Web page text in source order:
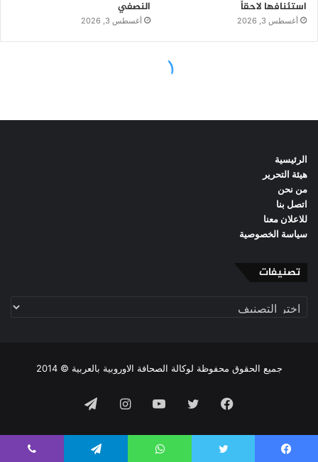
الرئيسية
هيئة التحرير
من نحن
اتصل بنا
للاعلان معنا
سياسة الخصوصية
تصنيفات
تصنيفات
جميع الحقوق محفوظة لوكالة الصحافة الاوروبية بالعربية © 2014
فيسبوك تويتر يوتيوبانستقرامتيلقرام